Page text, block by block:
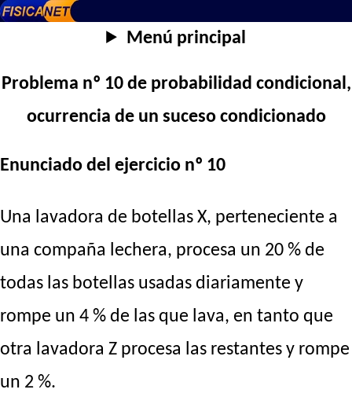
Menú principal
Problema nº 10 de probabilidad condicional,
ocurrencia de un suceso condicionado
Enunciado del ejercicio nº 10
Una lavadora de botellas X, perteneciente a
una compaña lechera, procesa un 20 % de
todas las botellas usadas diariamente y
rompe un 4 % de las que lava, en tanto que
otra lavadora Z procesa las restantes y rompe
un 2 %.